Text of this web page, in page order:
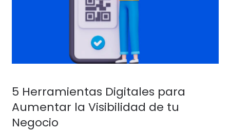
5 Herramientas Digitales para
Aumentar la Visibilidad de tu
Negocio